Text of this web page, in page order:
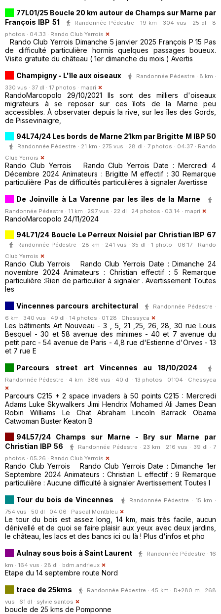
77L01/25 Boucle 20 km autour de Champs sur Marne par
François IBP 51
Randonnée Pédestre · 19 km · 304 vus · 25 dl · 8
photos · 04:33 · Rando Club Yerrois
Rando Club Yerrois Dimanche 5 janvier 2025 François P 15 Pas
de difficulté particulière hormis quelques passages boueux.
Visite gratuite du château ( 1er dimanche du mois ) Avertis
Champigny - L'île aux oiseaux
Randonnée Pédestre · 8 km ·
330 vus · 37 dl · 17 photos · mapri
RandoMarcopolo 29/10/2021 Ils sont des milliers d'oiseaux
migrateurs à se reposer sur ces îlots de la Marne peu
accessibles. À observater depuis la rive, sur les îles des Gords,
de Pissevinaigre,
94L74/24 Les bords de Marne 21km par Brigitte M IBP 50
Randonnée Pédestre · 21 km · 275 vus · 28 dl · 7 photos · 04:37 · Rando
Club Yerrois
Rando Club Yerrois Rando Club Yerrois Date : Mercredi 4
Décembre 2024 Animateurs : Brigitte M effectif : 30 Remarque
particulière :Pas de difficultés particulières à signaler Avertisse
De Joinville à La Varenne par les îles de la Marne
Randonnée Pédestre · 11 km · 297 vus · 22 dl · 24 photos · 03:14 · mapri
RandoMarcopolo 24/11/2024
94L71/24 Boucle Le Perreux Noisiel par Christian IBP 67
Randonnée Pédestre · 28 km · 241 vus · 35 dl · 1 photo · 06:17 · Rando
Club Yerrois
Rando Club Yerrois Rando Club Yerrois Date : Dimanche 24
novembre 2024 Animateurs : Christian effectif : 5 Remarque
particulière :Rien de particulier à signaler . Avertissement Toutes
les
Vincennes parcours architectural
Randonnée Pédestre ·
6 km · 340 vus · 49 dl · 14 photos · 01:28 · Chessyca
Les bâtiments Art Nouveau - 3 , 5, 21 ,25, 26, 28, 30 rue Louis
Besquel - 30 et 58 avenue des minimes - 40 et 7 avenue du
petit parc - 54 avenue de Paris - 4,8 rue d'Estienne d'Orves - 13
et 7 rue E
Parcours street art Vincennes au 18/10/2024
Randonnée Pédestre · 4 km · 386 vus · 40 dl · 13 photos · 01:04 · Chessyca
Parcours C215 + 2 space invaders à 50 points C215 : Mercredi
Adams Luke Skywalkers Jimi Hendrix Mohamed Ali James Dean
Robin Williams Le Chat Abraham Lincoln Barrack Obama
Catwoman Buster Keaton B
94L57/24 Champs sur Marne - Bry sur Marne par
Christian IBP 56
Randonnée Pédestre · 23 km · 216 vus · 39 dl · 7
photos · 05:26 · Rando Club Yerrois
Rando Club Yerrois Rando Club Yerrois Date : Dimanche 1er
Septembre 2024 Animateurs : Christian L effectif : 9 Remarque
particulière : Aucune difficulté à signaler Avertissement Toutes l
Tour du bois de Vincennes
Randonnée Pédestre · 15 km ·
754 vus · 50 dl · 04:06 · Pascal Montbleu
Le tour du bois est assez long, 14 km, mais très facile, aucun
dénivellé et de quoi se faire plaisir aux yeux avec deux jardins,
le château, les lacs et des bancs ici ou là ! Plus d'infos et pho
Aulnay sous bois à Saint Laurent
Randonnée Pédestre · 16
km · 164 vus · 28 dl · bdm.andrieux
Etape du 14 septembre route Nord
trace de 25kms
Randonnée Pédestre · 45 km · D+280 m · 268
vus · 61 dl · sylvie.santos
boucle de 25 kms de Pomponne